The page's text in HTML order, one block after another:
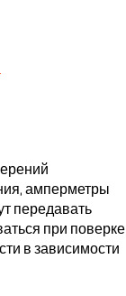
амперметры
передавать
при поверке
в зависимости